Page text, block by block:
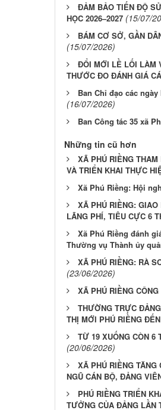
ĐẢM BẢO TIẾN ĐỘ
HỌC 2026–2027 (15/07/
BÁM CƠ SỞ, GẦN
(15/07/2026)
ĐỔI MỚI LỀ LỐI LÀM
THƯỚC ĐO ĐÁNH GIÁ
Ban Chỉ đạo các
(16/07/2026)
Ban Công tác 35 xã
Những tin cũ hơn
XÃ PHÚ RIỀNG
VÀ TRIỂN KHAI THỰC
Xã Phú Riềng: Hội
XÃ PHÚ RIỀNG: GIAO
LÃNG PHÍ, TIÊU CỰC 6
Xã Phú Riềng đánh
Thường vụ Thành ủy
XÃ PHÚ RIỀNG: RÀ
(23/06/2026)
XÃ PHÚ RIỀNG
THƯỜNG TRỰC
THỊ MỚI PHÚ RIỀNG
TỪ 19 XUỐNG CÒN 6
(20/06/2026)
XÃ PHÚ RIỀNG
NGŨ CÁN BỘ, ĐẢNG
PHÚ RIỀNG TRIỂN
TƯỞNG CỦA ĐẢNG LẦN